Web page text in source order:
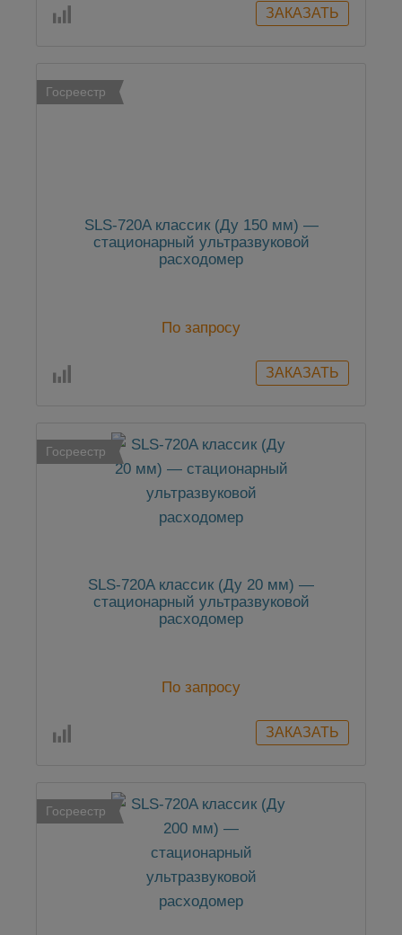
Госреестр
SLS-720A классик (Ду 150 мм) —
стационарный ультразвуковой
расходомер
По запросу
Госреестр
SLS-720A классик (Ду 20 мм) —
стационарный ультразвуковой
расходомер
По запросу
Госреестр